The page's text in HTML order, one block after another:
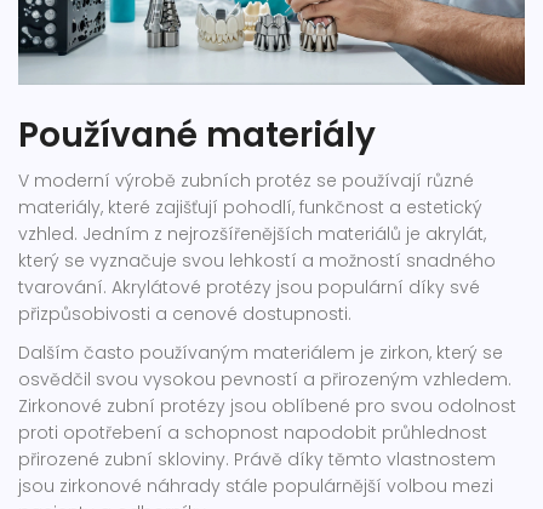
Používané materiály
V moderní výrobě zubních protéz se používají různé
materiály, které zajišťují pohodlí, funkčnost a estetický
vzhled. Jedním z nejrozšířenějších materiálů je akrylát,
který se vyznačuje svou lehkostí a možností snadného
tvarování. Akrylátové protézy jsou populární díky své
přizpůsobivosti a cenové dostupnosti.
Dalším často používaným materiálem je zirkon, který se
osvědčil svou vysokou pevností a přirozeným vzhledem.
Zirkonové zubní protézy jsou oblíbené pro svou odolnost
proti opotřebení a schopnost napodobit průhlednost
přirozené zubní skloviny. Právě díky těmto vlastnostem
jsou zirkonové náhrady stále populárnější volbou mezi